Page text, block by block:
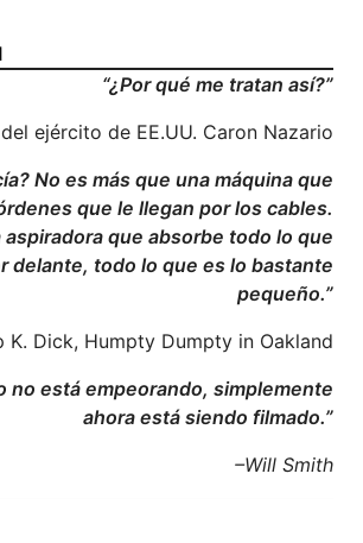
“¿Por qué me tratan así?”
ejército de EE.UU. Caron Nazario
No es más que una máquina que
que le llegan por los cables.
aspiradora que absorbe todo lo que
delante, todo lo que es lo bastante
pequeño.”
K. Dick, Humpty Dumpty in Oakland
no está empeorando, simplemente
ahora está siendo filmado.”
–Will Smith